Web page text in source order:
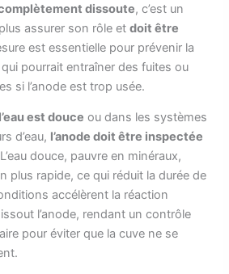
dissoute, c’est un
assurer son rôle etdoit être
est essentielle pour prévenir la
pourrait entraîner des fuites ou
si l’anode est trop usée.
est douce ou dans les systèmes
d’eau, l’anode doit être inspectée
L’eau douce, pauvre en minéraux,
plus rapide, ce qui réduit la durée de
accélèrent la réaction
l’anode, rendant un contrôle
pour éviter que la cuve ne se